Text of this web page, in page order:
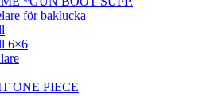
för baklucka
6×6
ONE PIECE